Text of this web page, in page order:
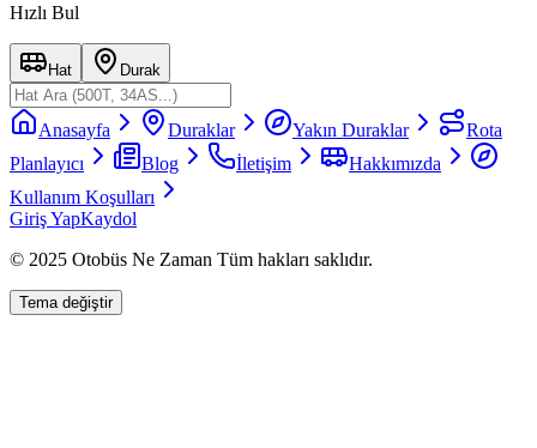
Hızlı Bul
Hat Durak
Anasayfa Duraklar Yakın Duraklar
Rota
Planlayıcı
Blog İletişim
Hakkımızda
Kullanım Koşulları
Giriş YapKaydol
© 2025 Otobüs Ne Zaman Tüm hakları saklıdır.
Tema değiştir